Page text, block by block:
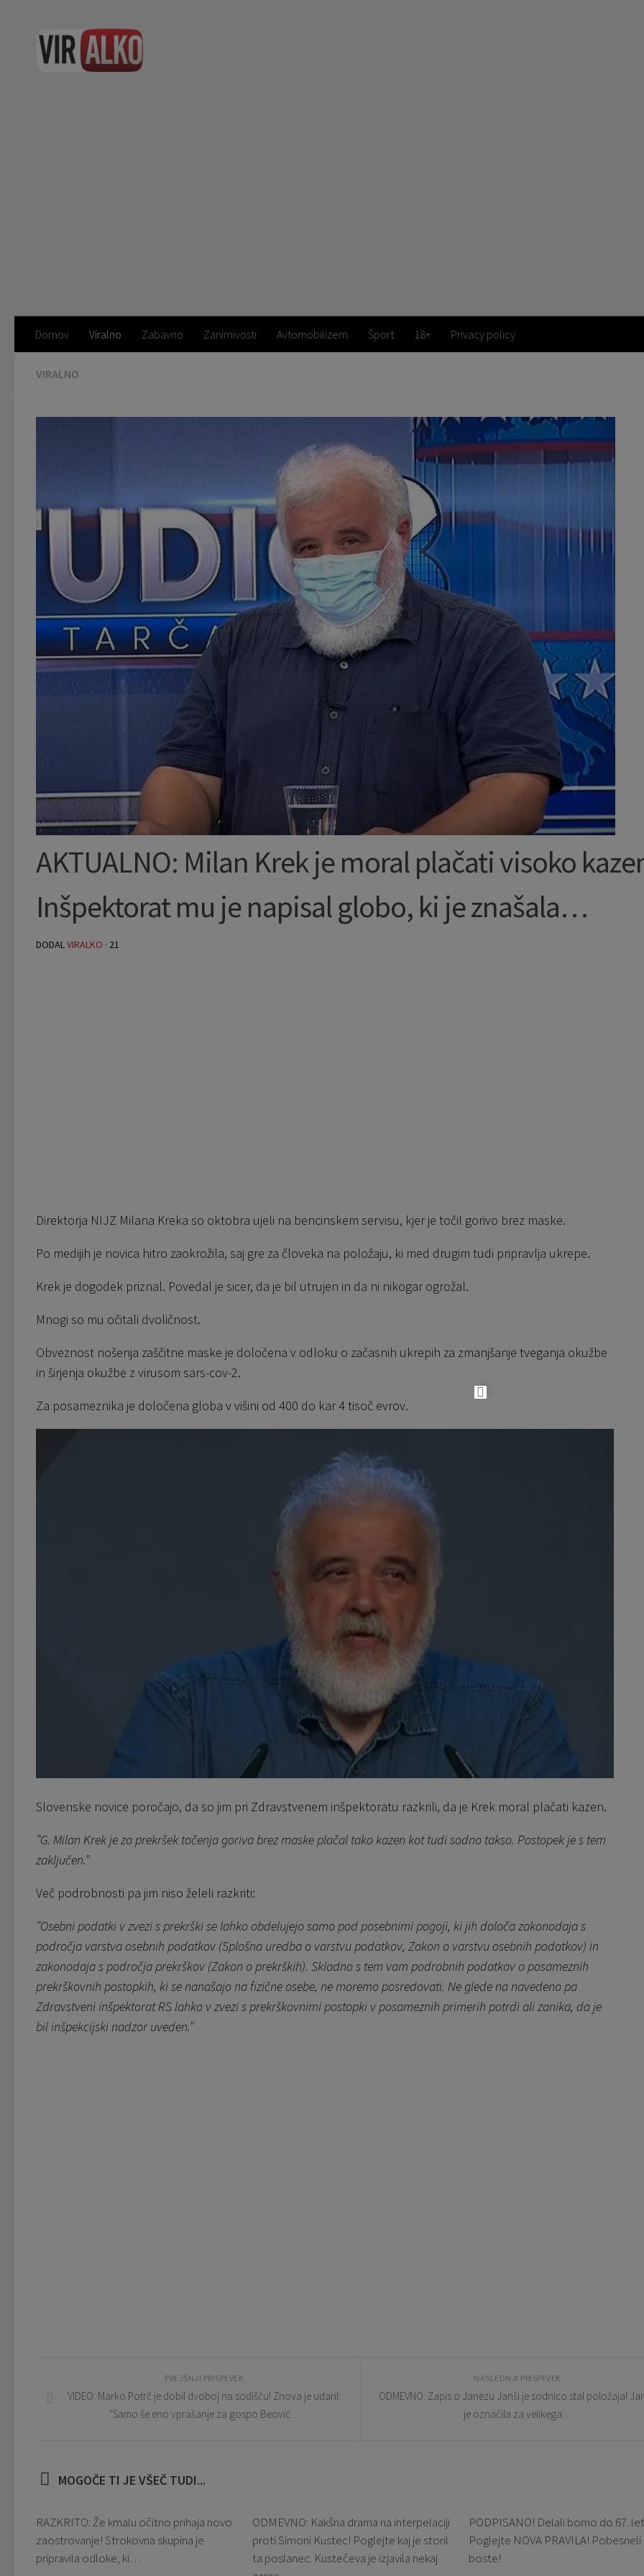
Domov Viralno Zabavno Zanimivosti Avtomobilizem Šport 18+ Privacy policy
VIRALNO
AKTUALNO: Milan Krek je moral plačati visoko
Inšpektorat mu je napisal globo, ki je znašala…
DODALVIRALKO · 21
Direktorja NIJZ Milana Kreka so oktobra ujeli na bencinskem servisu, kjer je točil gorivo brez maske.
Po medijih je novica hitro zaokrožila, saj gre za človeka na položaju, ki med drugim tudi pripravlja ukrepe.
Krek je dogodek priznal. Povedal je sicer, da je bil utrujen in da ni nikogar ogrožal.
Mnogi so mu očitali dvoličnost.
Obveznost nošenja zaščitne maske je določena v odloku o začasnih ukrepih za zmanjšanje tveganja okužbe
in širjenja okužbe z virusom sars-cov-2.
Za posameznika je določena globa v višini od 400 do kar 4 tisoč evrov.
Slovenske novice poročajo, da so jim pri Zdravstvenem inšpektoratu razkrili, da je Krek moral plačati kazen.
”G. Milan Krek je za prekršek točenja goriva brez maske plačal tako kazen kot tudi sodno takso. Postopek je s tem
zaključen.”
Več podrobnosti pa jim niso želeli razkriti:
”Osebni podatki v zvezi s prekrški se lahko obdelujejo samo pod posebnimi pogoji, ki jih določa zakonodaja s
področja varstva osebnih podatkov (Splošna uredba o varstvu podatkov, Zakon o varstvu osebnih podatkov) in
zakonodaja s področja prekrškov (Zakon o prekrških). Skladno s tem vam podrobnih podatkov o posameznih
prekrškovnih postopkih, ki se nanašajo na fizične osebe, ne moremo posredovati. Ne glede na navedeno pa
Zdravstveni inšpektorat RS lahko v zvezi s prekrškovnimi postopki v posameznih primerih potrdi ali zanika, da je
bil inšpekcijski nadzor uveden.”
NASLEDNJI PRISPEVEK
ODMEVNO: Zapis o Janezu Janši je sodnico stal položaja!
je označila za velikega…
PREJŠNJI PRISPEVEK
VIDEO: Marko Potrč je dobil dvoboj na sodišču! Znova je udaril:
”Samo še eno vprašanje za gospo Beović…
MOGOČE TI JE VŠEČ TUDI...
RAZKRITO: Že kmalu očitno prihaja novo
zaostrovanje! Strokovna skupina je
pripravila odloke, ki…
ODMEVNO: Kakšna drama na interpelaciji
proti Simoni Kustec! Poglejte kaj je storil
ta poslanec. Kustečeva je izjavila nekaj
PODPISANO! Delali bomo do 67.
Poglejte NOVA PRAVILA! Pobesneli
boste!